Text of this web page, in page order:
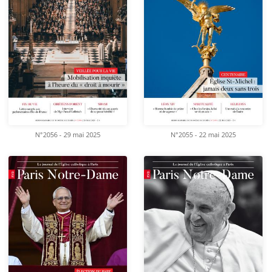
N°2056 - 29 mai 2025 N°2055 - 22 mai 2025